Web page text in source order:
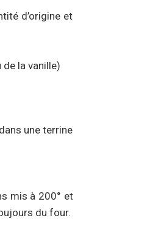
d’origine et
la vanille)
une terrine
mis à 200° et
du four.